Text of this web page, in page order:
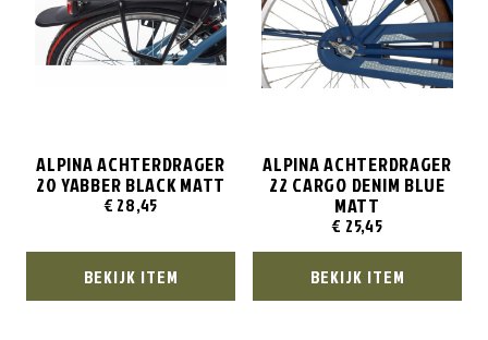
ALPINA ACHTERDRAGER
20 YABBER BLACK MATT
€ 28,45
BEKIJK ITEM
ALPINA ACHTERDRAGER
22 CARGO DENIM BLUE
MATT
€ 25,45
BEKIJK ITEM